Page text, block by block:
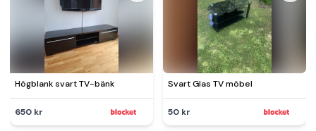
Högblank svart TV-bänk
650 kr
Svart Glas TV möbel
50 kr